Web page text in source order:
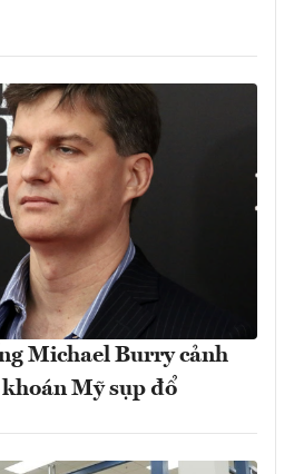
Michael Burry cảnh
Mỹ sụp đổ